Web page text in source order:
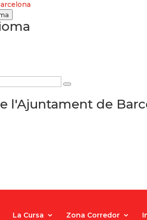
l'Ajuntament de
La Cursa Zona Corredor